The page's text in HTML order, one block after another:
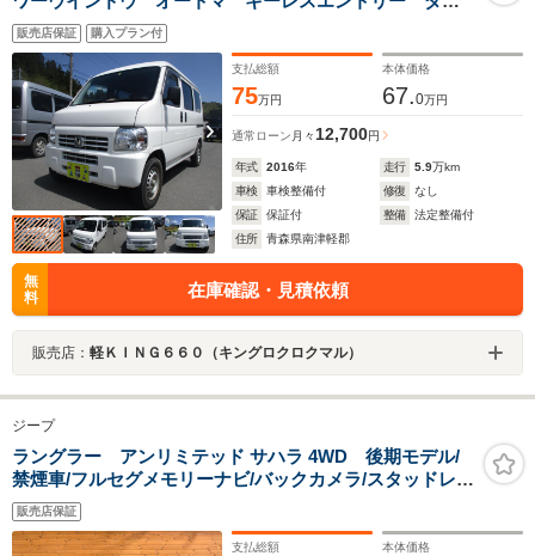
ルエアバック 純正ラジオ 両側スライドドア
販売店保証 購入プラン付
支払総額
75万円
本体価格
67.0万円
通常ローン 月々12,700円
年式 2016年 走行 5.9万km
車検
車検整備付 修復
なし
保証
保証付 整備
法定整備付
住所
青森県南津軽郡
無
料
在庫確認・見積依頼
販売店： 軽ＫＩＮＧ６６０（キングロクロクマル）
ジープ
ラングラー アンリミテッド サハラ 4WD 後期モデル/
禁煙車/フルセグメモリーナビ/バックカメラ/スタッドレス
タイヤ付属/クルーズコントロール/オートエアコン/横滑り
防止機能/ETC
販売店保証
支払総額 本体価格